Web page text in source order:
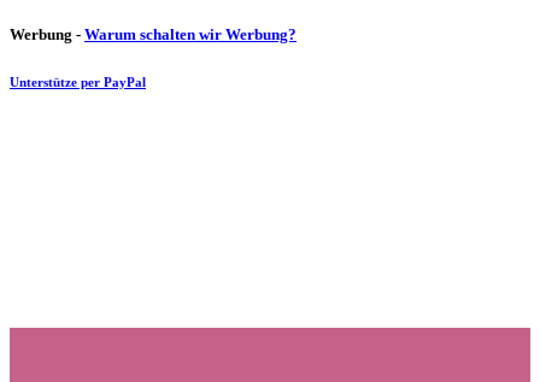
Werbung - Warum schalten wir Werbung?
Unterstütze per PayPal